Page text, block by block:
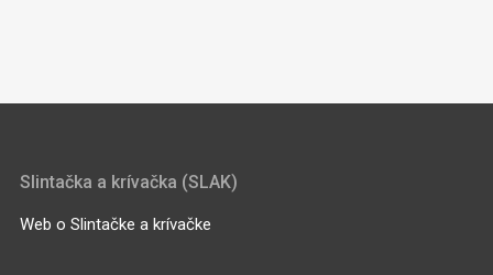
Slintačka a krívačka (SLAK)
Web o Slintačke a krívačke